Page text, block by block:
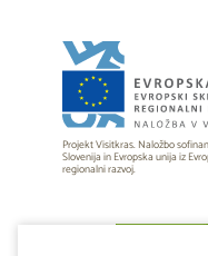
Projekt Visitkras. Naložbo
Slovenija in Evropska unija iz
regionalni razvoj.